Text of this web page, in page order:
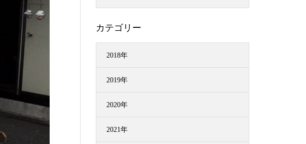
カテゴリー
2018年
2019年
2020年
2021年